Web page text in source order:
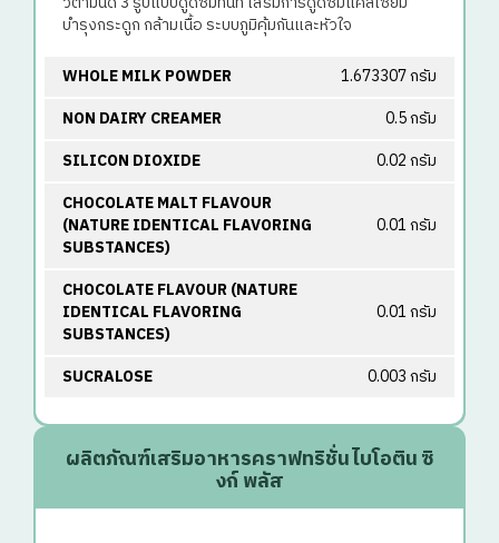
บำรุงกระดูก กล้ามเนื้อ ระบบภูมิคุ้มกันและหัวใจ
WHOLE MILK POWDER
1.673307 กรัม
NON DAIRY CREAMER
0.5 กรัม
SILICON DIOXIDE
0.02 กรัม
CHOCOLATE MALT FLAVOUR
(NATURE IDENTICAL FLAVORING
SUBSTANCES)
0.01 กรัม
CHOCOLATE FLAVOUR (NATURE
IDENTICAL FLAVORING
SUBSTANCES)
0.01 กรัม
SUCRALOSE 0.003 กรัม
ผลิตภัณฑ์เสริมอาหารคราฟทริชั่น ไบโอติน ซิ
งก์ พลัส